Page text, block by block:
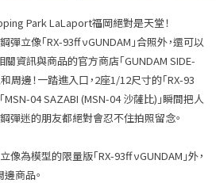
Park LaLaport福岡絕對是天堂！
立像「RX-93ff νGUNDAM」合照外，還可以
資訊與商品的官方商店「GUNDAM SIDE-
周邊！一踏進入口，2座1/12尺寸的「RX-93
MSN-04 SAZABI (MSN-04 沙薩比)」瞬間把人
彈迷的朋友都絕對會忍不住拍照留念。
為模型的限量版「RX-93ff νGUNDAM」外，
商品。